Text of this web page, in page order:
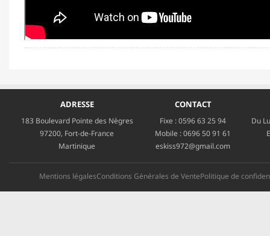
ADRESSE
183 Boulevard Pointe des Nègres
97200, Fort-de-France
Martinique
CONTACT
Fixe :0596 63 25 94
Mobile :0696 50 91 61
eskiss972@gmail.com
Du
Mentions légalesConditions Générales de VentePolitique de